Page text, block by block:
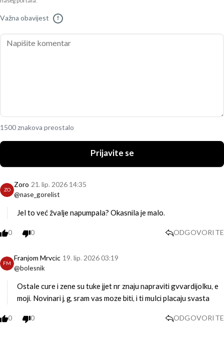
Važna obavijest !
1500 znakova preostalo
Prijavite se
ZO
Zoro
@nase_gorelist
21. lip. 2026 14:35
Jel to već žvalje napumpala? Okasnila je malo.
0 0 ODGOVORITE
FM
Franjom Mrvcic
@bolesnik
19. lip. 2026 03:19
Ostale cure i zene su tuke jjet nr znaju napraviti gvvardijolku, e
moji. Novinari j, g, sram vas moze biti, i ti mulci placaju svasta
0 0 ODGOVORITE